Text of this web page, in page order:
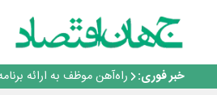
خبر فوری:
اینوتکس امسال با مدل
رگولاتوری: اعمال ضریب ۲.۷ برای اینترنت بین‌الملل صحت ندارد
راه‌آهن موظف به ارائه
با تقاضای برق ناپایدار